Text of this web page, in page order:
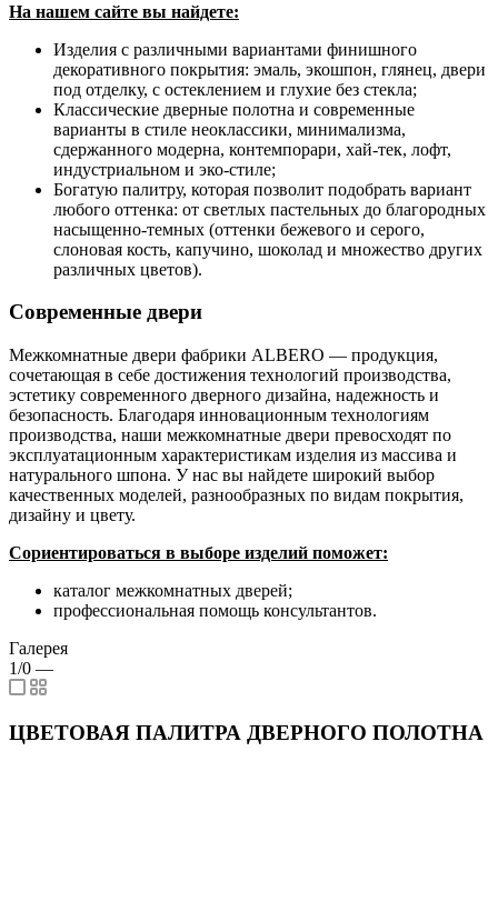
На нашем сайте вы найдете:
Изделия с различными вариантами финишного
декоративного покрытия: эмаль, экошпон, глянец, двери
под отделку, с остеклением и глухие без стекла;
Классические дверные полотна и современные
варианты в стиле неоклассики, минимализма,
сдержанного модерна, контемпорари, хай-тек, лофт,
индустриальном и эко-стиле;
Богатую палитру, которая позволит подобрать вариант
любого оттенка: от светлых пастельных до благородных
насыщенно-темных (оттенки бежевого и серого,
слоновая кость, капучино, шоколад и множество других
различных цветов).
Современные двери
Межкомнатные двери фабрики ALBERO — продукция,
сочетающая в себе достижения технологий производства,
эстетику современного дверного дизайна, надежность и
безопасность. Благодаря инновационным технологиям
производства, наши межкомнатные двери превосходят по
эксплуатационным характеристикам изделия из массива и
натурального шпона. У нас вы найдете широкий выбор
качественных моделей, разнообразных по видам покрытия,
дизайну и цвету.
Сориентироваться в выборе изделий поможет:
каталог межкомнатных дверей;
профессиональная помощь консультантов.
Галерея
1/0 —
ЦВЕТОВАЯ ПАЛИТРА ДВЕРНОГО ПОЛОТНА